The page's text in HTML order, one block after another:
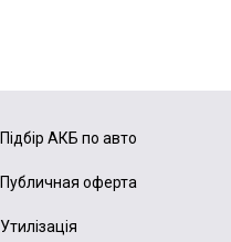
Підбір АКБ по авто
Публичная оферта
Утилізація